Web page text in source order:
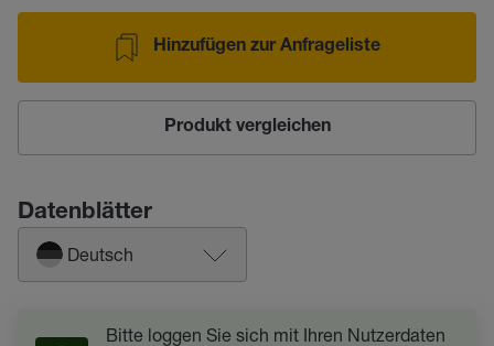
Hinzufügen zur Anfrageliste
Produkt vergleichen
Datenblätter
Deutsch
Bitte loggen Sie sich mit Ihren Nutzerdaten